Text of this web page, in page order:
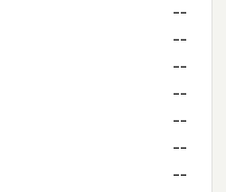
--
--
--
--
--
--
--